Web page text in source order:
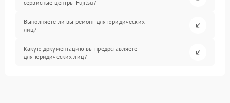
сервисные центры Fujitsu?
Выполняете ли вы ремонт для юридических
лиц?
Какую документацию вы предоставляете
для юридических лиц?